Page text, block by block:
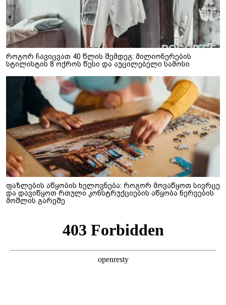
როგორ ჩავიცვათ 40 წლის შემდეგ: მილიონერების
სტილისტის 8 ოქროს წესი და აუცილებელი სამოსი
ფაზლების აწყობის ხელოვნება: როგორ მოვაწყოთ სივრცე
და დავიწყოთ რთული კონსტრუქციების აწყობა ნერვების
მოშლის გარეშე